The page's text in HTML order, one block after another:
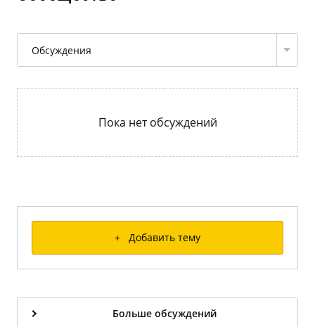
Обсуждения
Пока нет обсуждений
+ Добавить тему
Больше обсуждений